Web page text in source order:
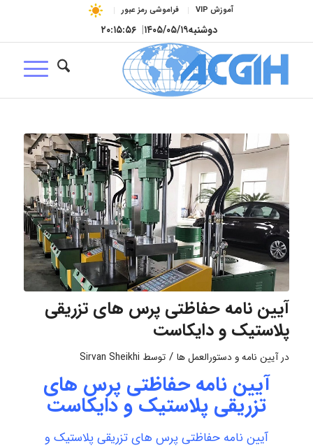
آموزش VIP فراموشی رمز عبور
دوشنبه۱۴۰۵/۰۵/۱۹| ۲۰:۱۵:۵۷
آیین نامه حفاظتی پرس های تزریقی
پلاستیک و دایکاست
درآیین نامه و دستورالعمل ها / توسط Sirvan Sheikhi
آیین نامه حفاظتی پرس های
تزریقی پلاستیک و دایکاست
آیین نامه حفاظتی پرس های تزریقی پلاستیک و